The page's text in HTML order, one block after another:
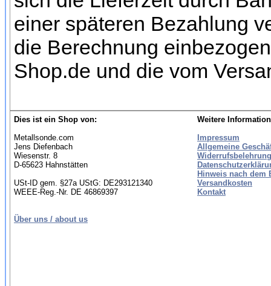
einer späteren Bezahlung
die Berechnung
Shop.de und die vom
Dies ist ein Shop von:
Metallsonde.com
Jens Diefenbach
Wiesenstr. 8
D-65623 Hahnstätten
USt-ID gem. §27a UStG: DE293121340
WEEE-Reg.-Nr. DE 46869397
Über uns / about us
Weitere
Impressum
Allgemeine
Hinweis nach dem
Versandkosten
Kontakt